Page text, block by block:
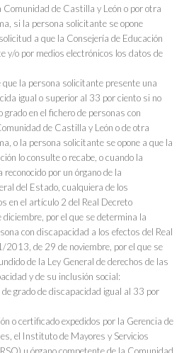
de Castilla y León o por otra
si la persona solicitante se opone
a que la Consejería de Educación
y/o por medios electrónicos los datos de
que la persona solicitante presente una
igual o superior al 33 por ciento si no
en el fichero de personas con
de Castilla y León o de otra
o la persona solicitante se opone a que la
lo consulte o recabe, o cuando la
por un órgano de la
del Estado, cualquiera de los
en el artículo 2 del Real Decreto
por el que se determina la
con discapacidad a los efectos del Real
2013, de 29 de noviembre, por el que se
de la Ley General de derechos de las
y de su inclusión social:
de grado de discapacidad igual al 33 por
o certificado expedidos por la Gerencia de
el Instituto de Mayores y Servicios
u órgano competente de la Comunidad